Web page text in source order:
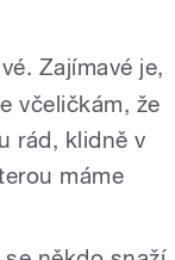
Zajímavé je,
včeličkám, že
rád, klidně v
máme